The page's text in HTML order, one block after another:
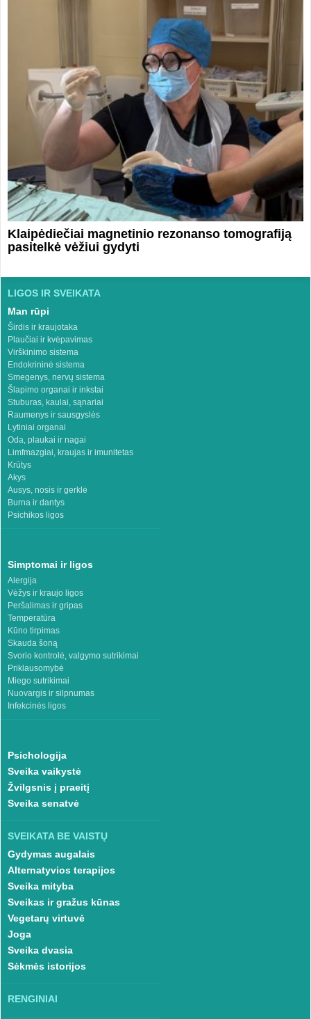
Klaipėdiečiai magnetinio rezonanso tomografiją
pasitelkė vėžiui gydyti
LIGOS IR SVEIKATA
Man rūpi
Širdis ir kraujotaka
Plaučiai ir kvėpavimas
Virškinimo sistema
Endokrininė sistema
Smegenys, nervų sistema
Šlapimo organai ir inkstai
Stuburas, kaulai, sąnariai
Raumenys ir sausgyslės
Lytiniai organai
Oda, plaukai ir nagai
Limfmazgiai, kraujas ir imunitetas
Krūtys
Akys
Ausys, nosis ir gerklė
Burna ir dantys
Psichikos ligos
Simptomai ir ligos
Alergija
Vėžys ir kraujo ligos
Peršalimas ir gripas
Temperatūra
Kūno tirpimas
Skauda šoną
Svorio kontrolė, valgymo sutrikimai
Priklausomybė
Miego sutrikimai
Nuovargis ir silpnumas
Infekcinės ligos
Psichologija
Sveika vaikystė
Žvilgsnis į praeitį
Sveika senatvė
SVEIKATA BE VAISTŲ
Gydymas augalais
Alternatyvios terapijos
Sveika mityba
Sveikas ir gražus kūnas
Vegetarų virtuvė
Joga
Sveika dvasia
Sėkmės istorijos
RENGINIAI